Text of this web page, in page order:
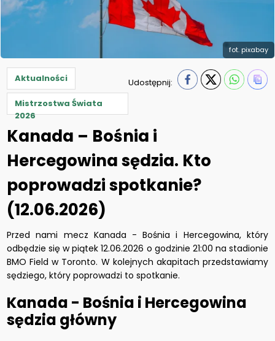
fot. pixabay
Aktualności
Mistrzostwa Świata
2026
Udostępnij:
Kanada – Bośnia i
Hercegowina sędzia. Kto
poprowadzi spotkanie?
(12.06.2026)
Przed nami mecz Kanada - Bośnia i Hercegowina, który
odbędzie się w piątek 12.06.2026 o godzinie 21:00 na stadionie
BMO Field w Toronto. W kolejnych akapitach przedstawiamy
sędziego, który poprowadzi to spotkanie.
Kanada - Bośnia i Hercegowina
sędzia główny